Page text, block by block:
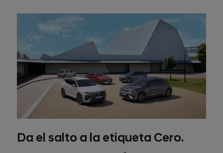
Da el salto a la etiqueta Cero.